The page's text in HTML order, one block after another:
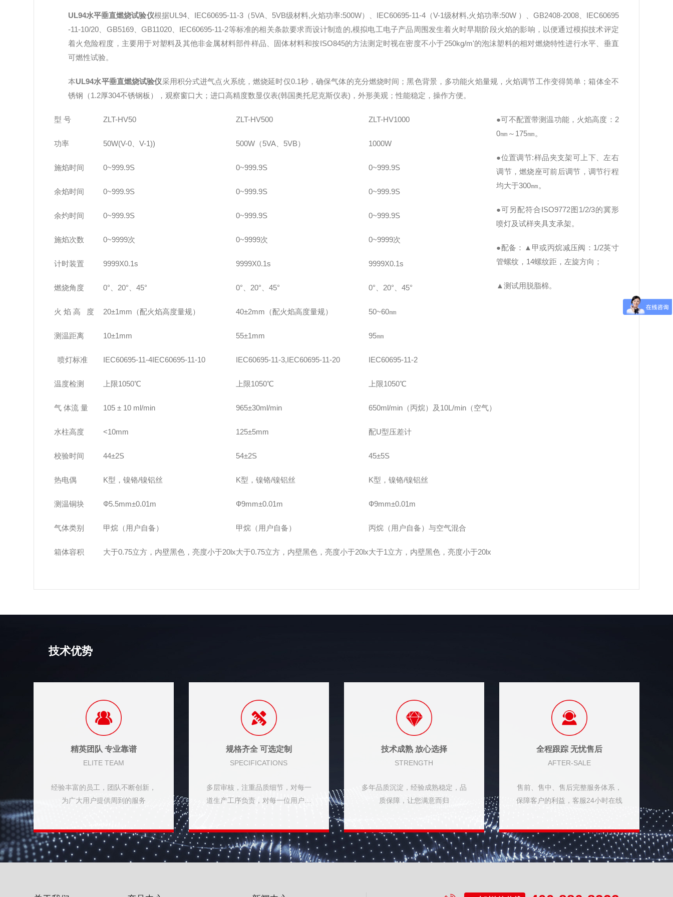
UL94水平垂直燃烧试验仪根据UL94、IEC60695-11-3（5VA、5VB级材料,火焰功率:500W）、IEC60695-11-4（V-1级材料,火焰功率:50W ）、GB2408-2008、IEC60695
-11-10/20、GB5169、GB11020、IEC60695-11-2等标准的相关条款要求而设计制造的,模拟电工电子产品周围发生着火时早期阶段火焰的影响，以便通过模拟技术评定
着火危险程度，主要用于对塑料及其他非金属材料部件样品、固体材料和按ISO845的方法测定时视在密度不小于250kg/m'的泡沫塑料的相对燃烧特性进行水平、垂直
可燃性试验。
本UL94水平垂直燃烧试验仪采用积分式进气点火系统，燃烧延时仅0.1秒，确保气体的充分燃烧时间；黑色背景，多功能火焰量规，火焰调节工作变得简单 ；箱体全不
锈钢（1.2厚304不锈钢板），观察窗口大；进口高精度数显仪表(韩国奥托尼克斯仪表)，外形美观；性能稳定，操作方便。
型 号 ZLT-HV50 ZLT-HV500 ZLT-HV1000
功率 50W(V-0、V-1)) 500W（5VA、5VB） 1000W
施焰时间 0~999.9S 0~999.9S 0~999.9S
余焰时间 0~999.9S 0~999.9S 0~999.9S
余灼时间 0~999.9S 0~999.9S 0~999.9S
施焰次数 0~9999次 0~9999次 0~9999次
计时装置 9999X0.1s 9999X0.1s 9999X0.1s
燃烧角度 0°、20°、45° 0°、20°、45° 0°、20°、45°
火 焰 高 度 20±1mm（配火焰高度量规） 40±2mm（配火焰高度量规） 50~60㎜
测温距离 10±1mm 55±1mm 95㎜
喷灯标准 IEC60695-11-4IEC60695-11-10 IEC60695-11-3,IEC60695-11-20 IEC60695-11-2
温度检测 上限1050℃ 上限1050℃ 上限1050℃
气 体流 量 105 ± 10 ml/min 965±30ml/min 650ml/min（丙烷）及10L/min（空气）
水柱高度 <10mm 125±5mm 配U型压差计
校验时间 44±2S 54±2S 45±5S
热电偶 K型，镍铬/镍铝丝 K型，镍铬/镍铝丝 K型，镍铬/镍铝丝
测温铜块 Ф5.5mm±0.01m Ф9mm±0.01m Ф9mm±0.01m
气体类别 甲烷（用户自备） 甲烷（用户自备） 丙烷（用户自备）与空气混合
箱体容积 大于0.75立方，内壁黑色，亮度小于20lx大于0.75立方，内壁黑色，亮度小于20lx大于1立方，内壁黑色，亮度小于20lx
●可不配置带测温功能，火焰高度：2
0㎜～175㎜。
●位置调节:样品夹支架可上下、左右
调节，燃烧座可前后调节，调节行程
均大于300㎜。
●可另配符合ISO9772图1/2/3的冀形
喷灯及试样夹具支承架。
●配备：▲ 甲或丙烷减压阀：1/2英寸
管螺纹，14螺纹距，左旋方向；
▲测试用脱脂棉。
技术优势
精英团队 专业靠谱
ELITE TEAM
经验丰富的员工，团队不断创新，
为广大用户提供周到的服务
规格齐全 可选定制
SPECIFICATIONS
多层审核，注重品质细节，对每一
道生产工序负责，对每一位用户负
技术成熟 放心选择
STRENGTH
多年品质沉淀，经验成熟稳定，品
质保障，让您满意而归
全程跟踪 无忧售后
AFTER-SALE
售前、售中、售后完整服务体系，
保障客户的利益，客服24小时在线